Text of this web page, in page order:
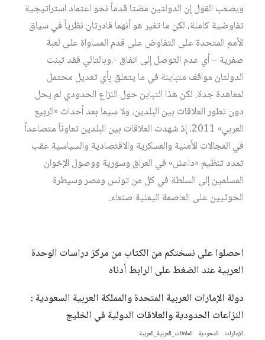
ويصعب القول إن الدولتين مضتا قدماً نحو اعتماد استراتيجية
تفاوضية كاملة، لكن ما تغير هو أنهما قادرتان نظرياً في سياق
الأمم المتحدة على التفاوض على قدم المساواة على لعبة
صفرية – أي عدم التوصل إلى اتفاق -.وبالتالي فقد تبنت
الدولتان مواقف متباينة في ما يتعلق بأي تعديل محتمل
لمعاهدة جدة. لكن هذا التباين حول النزاع الحدودي لم يحل
دون تطور العلاقات بين البلدين، ولا سيما بعد أحداث «الربيع
العربي» 2011، إذ شهدت العلاقات بين البلدين تعاوناً متصاعداً
في المجالات الأمنية والعسكرية والاقتصادية والسياسية عقب
تمدد تنظيم «داعش» في العراق وسورية ووصول الإخوان
المسلمين إلى السلطة في كل من تونس ومصر وسيطرة
الحوثيين على العاصمة اليمنية صنعاء.
احصلوا على نسختكم من الكتاب من مركز دراسات الوحدة
العربية عند الضغط على الرابط أدناه
دولة الإمارات العربية المتحدة والمملكة العربية السعودية :
النزاعات الحدودية والعلاقات الدولية في الخليج
الإمارات السعودية العلاقات_العربية_العربية